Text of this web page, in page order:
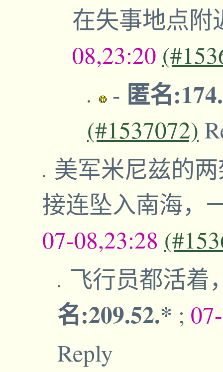
在失事地点
08,23:20
- 匿名
(#1537072)
美军米尼兹的
接连坠入南海，
07-08,23:28
飞行员都活着
名:209.52.* ;
Reply